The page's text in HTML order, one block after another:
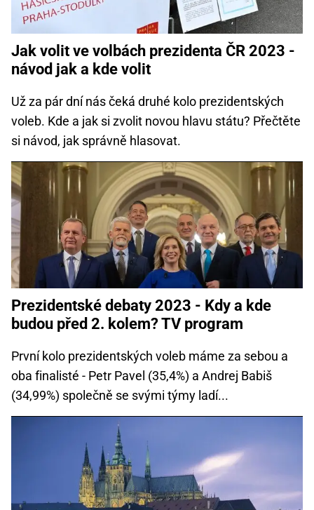
Jak volit ve volbách prezidenta ČR 2023 -
návod jak a kde volit
Už za pár dní nás čeká druhé kolo prezidentských
voleb. Kde a jak si zvolit novou hlavu státu? Přečtěte
si návod, jak správně hlasovat.
Prezidentské debaty 2023 - Kdy a kde
budou před 2. kolem? TV program
První kolo prezidentských voleb máme za sebou a
oba finalisté - Petr Pavel (35,4%) a Andrej Babiš
(34,99%) společně se svými týmy ladí...